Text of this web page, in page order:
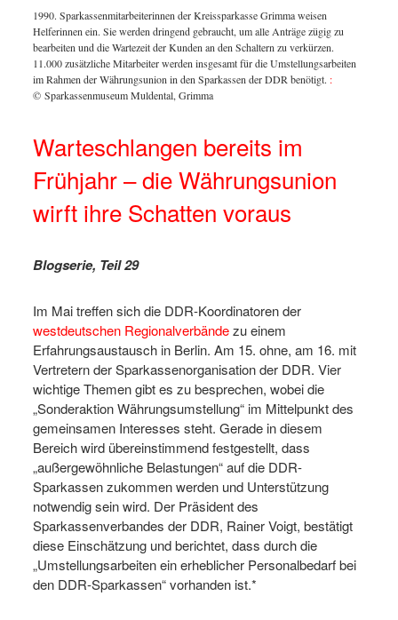
1990. Sparkassenmitarbeiterinnen der Kreissparkasse Grimma weisen
Helferinnen ein. Sie werden dringend gebraucht, um alle Anträge zügig zu
bearbeiten und die Wartezeit der Kunden an den Schaltern zu verkürzen.
11.000 zusätzliche Mitarbeiter werden insgesamt für die Umstellungsarbeiten
im Rahmen der Währungsunion in den Sparkassen der DDR benötigt. :
© Sparkassenmuseum Muldental, Grimma
Warteschlangen bereits im
Frühjahr – die Währungsunion
wirft ihre Schatten voraus
Blogserie, Teil 29
Im Mai treffen sich die DDR-Koordinatoren der
westdeutschen Regionalverbändezu einem
Erfahrungsaustausch in Berlin. Am 15. ohne, am 16. mit
Vertretern der Sparkassenorganisation der DDR. Vier
wichtige Themen gibt es zu besprechen, wobei die
„Sonderaktion Währungsumstellung“ im Mittelpunkt des
gemeinsamen Interesses steht. Gerade in diesem
Bereich wird übereinstimmend festgestellt, dass
„außergewöhnliche Belastungen“ auf die DDR-
Sparkassen zukommen werden und Unterstützung
notwendig sein wird. Der Präsident des
Sparkassenverbandes der DDR, Rainer Voigt, bestätigt
diese Einschätzung und berichtet, dass durch die
„Umstellungsarbeiten ein erheblicher Personalbedarf bei
den DDR-Sparkassen“ vorhanden ist.*